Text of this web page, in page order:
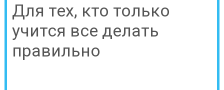
Для тех, кто только
учится все делать
правильно